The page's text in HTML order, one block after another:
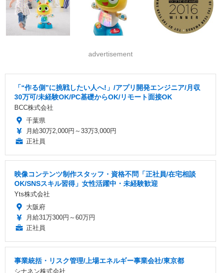
advertisement
「“作る側”に挑戦したい人へ!」/アプリ開発エンジニア/月収
30万可/未経験OK/PC基礎からOK/リモート面接OK
BCC株式会社
千葉県
月給30万2,000円～33万3,000円
正社員
映像コンテンツ制作スタッフ・資格不問「正社員/在宅相談
OK/SNSスキル習得」女性活躍中・未経験歓迎
Yts株式会社
大阪府
月給31万300円～60万円
正社員
事業統括・リスク管理/上場エネルギー事業会社/東京都
シナネン株式会社